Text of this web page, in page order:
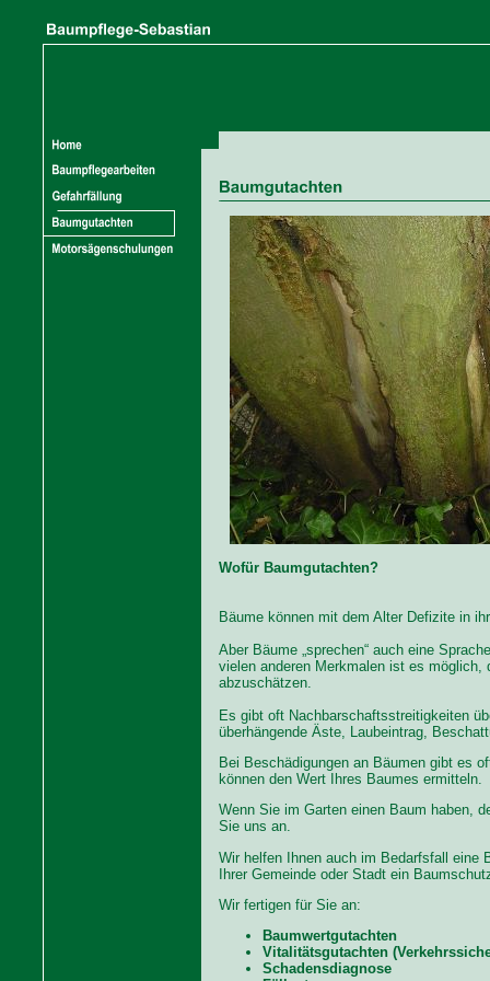
Wofür Baumgutachten?
Bäume können mit dem Alter Defizite in
Aber Bäume „sprechen“ auch eine
vielen anderen Merkmalen ist es möglich,
abzuschätzen.
Es gibt oft Nachbarschaftsstreitigkeiten
überhängende Äste, Laubeintrag,
Bei Beschädigungen an Bäumen gibt es
können den Wert Ihres Baumes ermitteln.
Wenn Sie im Garten einen Baum haben,
Sie uns an.
Wir helfen Ihnen auch im Bedarfsfall eine
Ihrer Gemeinde oder Stadt ein
Wir fertigen für Sie an:
Baumwertgutachten
Vitalitätsgutachten
Schadensdiagnose